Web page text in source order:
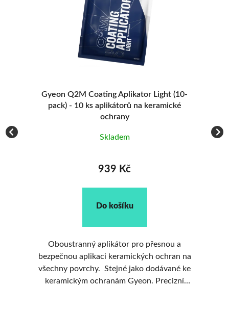
Gyeon Q2M Coating Aplikator Light (10-
pack) - 10 ks aplikátorů na keramické
ochrany
Skladem
939 Kč
Do košíku
Oboustranný aplikátor pro přesnou a
bezpečnou aplikaci keramických ochran na
všechny povrchy. Stejné jako dodávané ke
keramickým ochranám Gyeon. Precizní